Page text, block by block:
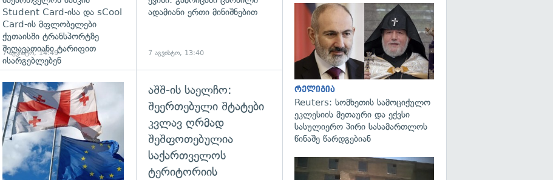
Student Card-ისა და sCool
Card-ის მფლობელები
ქუთაისში ტრანსპორტზე
შეღავათიანი ტარიფით
ისარგებლებენ
7 აგვისტო, 14:49
ადამიანი ერთი მინიშნებით
7 აგვისტო, 13:40
გადახედვა
აშშ-ის საელჩო:
შეერთებული შტატები
კვლავ ღრმად
შეშფოთებულია
საქართველოს
ტერიტორიის
რელიგია
Reuters: სომხეთის სამოციქულო
ეკლესიის მეთაური და ექვსი
სასულიერო პირი სასამართლოს
წინაშე წარდგებიან